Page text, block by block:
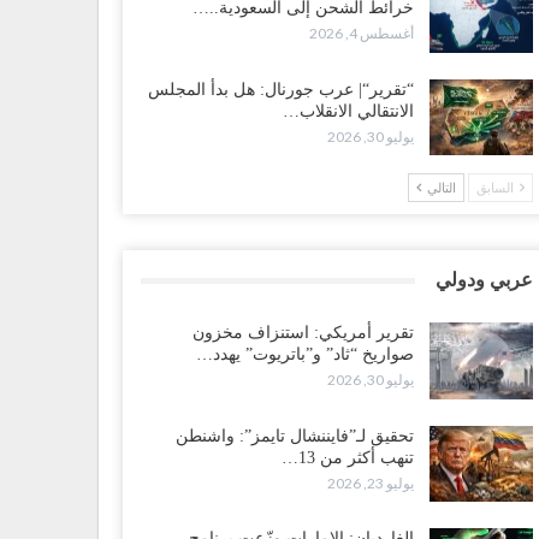
تُصعّد الحصار على اليمنيين.. وقرار بحرمان طلاب
من تعميد الشهادات يشعل غضباً واسعاً..!
يشغل خصومه بمعارك التعيينات.. وتحركات موازية
على ملفات المال والنفط..!
شحنة…
يواجه اتهامات بصفقة نفط سرية مع شركة أمريكية..
برميل يشعل غضب حضرموت..!
مكتب العليمي يقدم استقالته.. والخلافات تعصف
وصراع محتدم على خليفته..!
4, 2026
خرائط الشحن إلى السعودية..…
أغسطس 4, 2026
“تقرير“| عرب جورنال: هل بدأ المجلس
الانتقالي الانقلاب…
يوليو 30, 2026
السابق التالي
عربي ودولي
تقرير أمريكي: استنزاف مخزون
صواريخ “ثاد” و”باتريوت” يهدد…
يوليو 30, 2026
تحقيق لـ”فايننشال تايمز”: واشنطن
تنهب أكثر من 13…
يوليو 23, 2026